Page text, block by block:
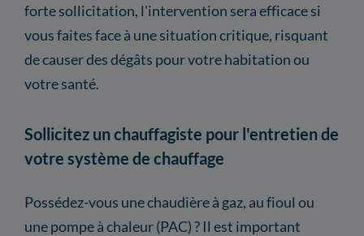
forte sollicitation, l'intervention sera efficace si
vous faites face à une situation critique, risquant
de causer des dégâts pour votre habitation ou
votre santé.
Sollicitez un chauffagiste pour l'entretien de
votre système de chauffage
Possédez-vous une chaudière à gaz, au fioul ou
une pompe à chaleur (PAC) ? Il est important